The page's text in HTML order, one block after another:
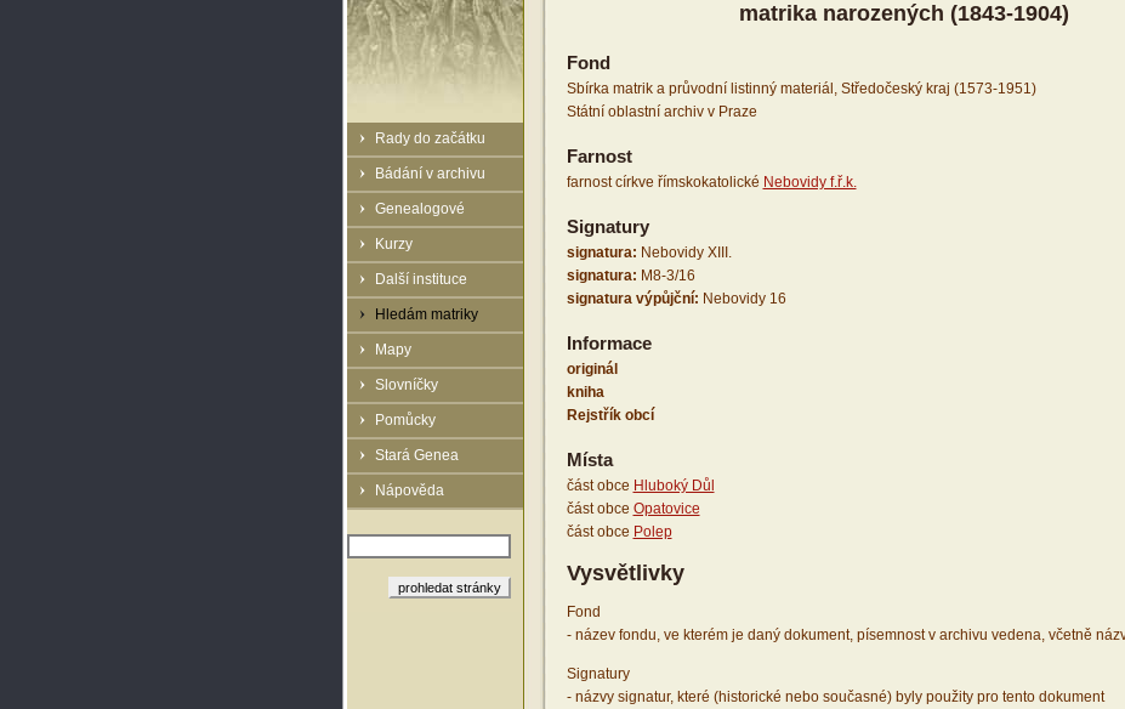
Rady do začátku
Bádání v archivu
Genealogové
Kurzy
Další instituce
Hledám matriky
Mapy
Slovníčky
Pomůcky
Stará Genea
Nápověda
matrika narozených (1843-1904)
Fond
Sbírka matrik a průvodní listinný materiál, Středočeský kraj (1573-1951)
Státní oblastní archiv v Praze
Farnost
farnost církve římskokatolické Nebovidy f.ř.k.
Signatury
signatura: Nebovidy XIII.
signatura: M8-3/16
signatura výpůjční: Nebovidy 16
Informace
originál
kniha
Rejstřík obcí
Místa
část obce Hluboký Důl
část obce Opatovice
část obce Polep
Vysvětlivky
Fond
- název fondu, ve kterém je daný dokument, písemnost v archivu vedena, včetně
Signatury
- názvy signatur, které (historické nebo současné) byly použity pro tento dokument